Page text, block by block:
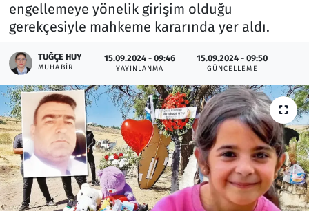
engellemeye yönelik girişim olduğu
gerekçesiyle mahkeme kararında yer aldı.
TUĞÇE HUY
MUHABIR
15.09.2024 - 09:46
YAYINLANMA
15.09.2024 - 09:50
GÜNCELLEME
Ramazan
Sağlık
Savunma Sanayi
Seçim 2023